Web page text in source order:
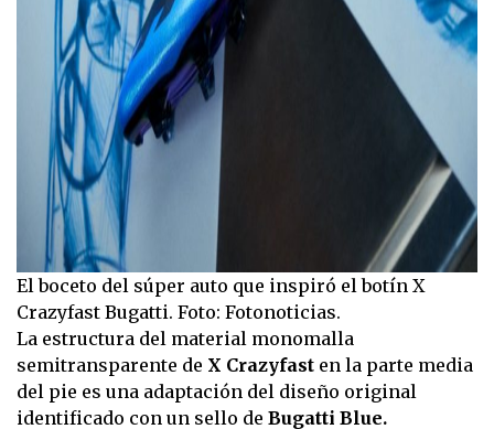
El boceto del súper auto que inspiró el botín X
Crazyfast Bugatti. Foto: Fotonoticias.
La estructura del material monomalla
semitransparente de X Crazyfast en la parte media
del pie es una adaptación del diseño original
identificado con un sello de Bugatti Blue.